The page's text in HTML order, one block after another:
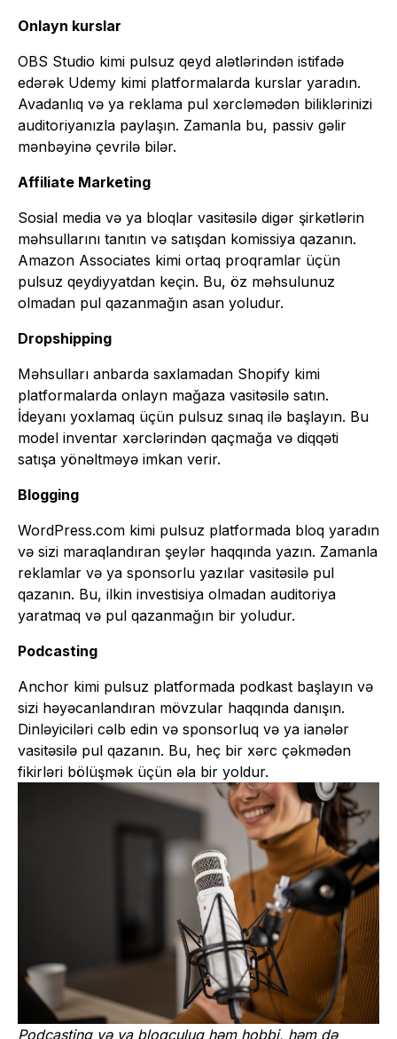
Onlayn kurslar
OBS Studio kimi pulsuz qeyd alətlərindən istifadə
edərək Udemy kimi platformalarda kurslar yaradın.
Avadanlıq və ya reklama pul xərcləmədən biliklərinizi
auditoriyanızla paylaşın. Zamanla bu, passiv gəlir
mənbəyinə çevrilə bilər.
Affiliate Marketing
Sosial media və ya bloqlar vasitəsilə digər şirkətlərin
məhsullarını tanıtın və satışdan komissiya qazanın.
Amazon Associates kimi ortaq proqramlar üçün
pulsuz qeydiyyatdan keçin. Bu, öz məhsulunuz
olmadan pul qazanmağın asan yoludur.
Dropshipping
Məhsulları anbarda saxlamadan Shopify kimi
platformalarda onlayn mağaza vasitəsilə satın.
İdeyanı yoxlamaq üçün pulsuz sınaq ilə başlayın. Bu
model inventar xərclərindən qaçmağa və diqqəti
satışa yönəltməyə imkan verir.
Blogging
WordPress.com kimi pulsuz platformada bloq yaradın
və sizi maraqlandıran şeylər haqqında yazın. Zamanla
reklamlar və ya sponsorlu yazılar vasitəsilə pul
qazanın. Bu, ilkin investisiya olmadan auditoriya
yaratmaq və pul qazanmağın bir yoludur.
Podcasting
Anchor kimi pulsuz platformada podkast başlayın və
sizi həyəcanlandıran mövzular haqqında danışın.
Dinləyiciləri cəlb edin və sponsorluq və ya ianələr
vasitəsilə pul qazanın. Bu, heç bir xərc çəkmədən
fikirləri bölüşmək üçün əla bir yoldur.
Podcasting və ya bloqçuluq həm hobbi, həm də